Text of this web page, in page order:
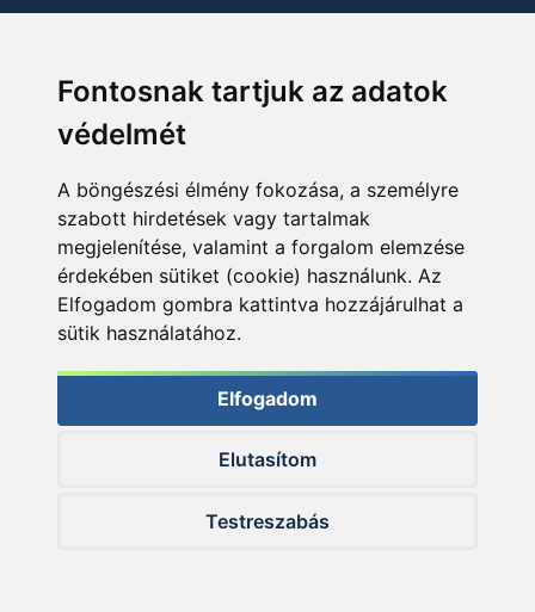
Fontosnak tartjuk az adatok
védelmét
A böngészési élmény fokozása, a személyre
szabott hirdetések vagy tartalmak
megjelenítése, valamint a forgalom elemzése
érdekében sütiket (cookie) használunk. Az
Elfogadom gombra kattintva hozzájárulhat a
sütik használatához.
Elfogadom
Elutasítom
Testreszabás